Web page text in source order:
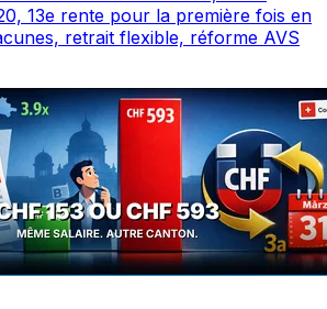
13e rente pour la première fois en
retrait flexible, réforme AVS